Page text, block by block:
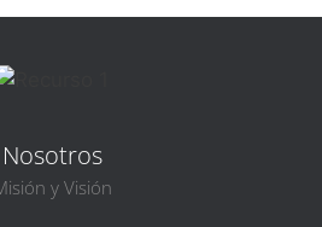
Nosotros
y Visión